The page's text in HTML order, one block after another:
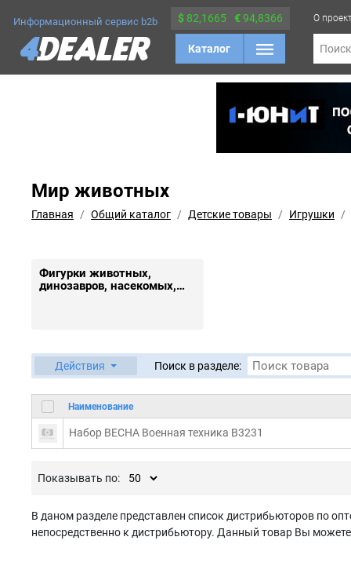
Информационный сервис b2b $ 82,1665 €94,8366
Каталог
О
Поиск
Мир животных
Главная Общий каталог Детские товары Игрушки
Фигурки животных,
динозавров, насекомых,
Действия Поиск в разделе:
Наименование
Набор ВЕСНА Военная техника В3231
Показывать по:
В даном разделе представлен список дистрибьюторов по
непосредственно к дистрибьютору. Данный товар Вы